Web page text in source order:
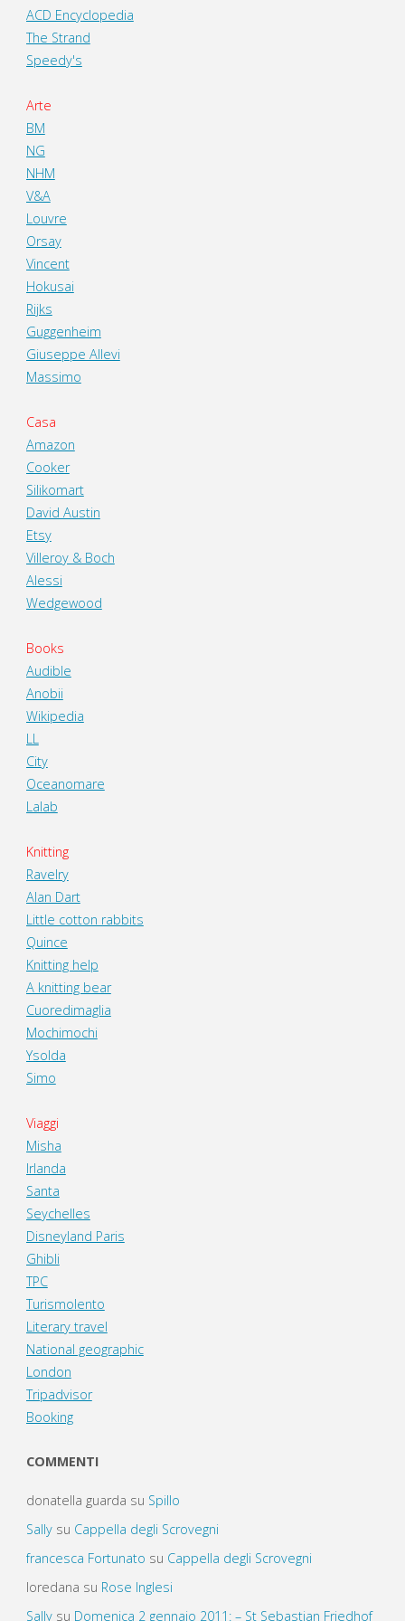
ACD Encyclopedia
The Strand
Speedy's
Arte
BM
NG
NHM
V&A
Louvre
Orsay
Vincent
Hokusai
Rijks
Guggenheim
Giuseppe Allevi
Massimo
Casa
Amazon
Cooker
Silikomart
David Austin
Etsy
Villeroy & Boch
Alessi
Wedgewood
Books
Audible
Anobii
Wikipedia
LL
City
Oceanomare
Lalab
Knitting
Ravelry
Alan Dart
Little cotton rabbits
Quince
Knitting help
A knitting bear
Cuoredimaglia
Mochimochi
Ysolda
Simo
Viaggi
Misha
Irlanda
Santa
Seychelles
Disneyland Paris
Ghibli
TPC
Turismolento
Literary travel
National geographic
London
Tripadvisor
Booking
COMMENTI
donatella guarda su Spillo
Sallysu Cappella degli Scrovegni
francesca Fortunato su Cappella degli Scrovegni
loredana su Rose Inglesi
Sallysu Domenica 2 gennaio 2011: – St Sebastian Friedhof